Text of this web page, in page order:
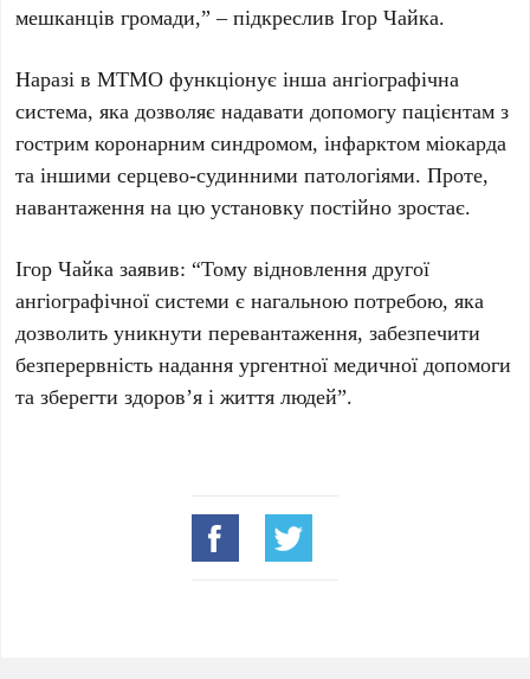
мешканців громади,” – підкреслив Ігор Чайка.
Наразі в МТМО функціонує інша ангіографічна
система, яка дозволяє надавати допомогу пацієнтам з
гострим коронарним синдромом, інфарктом міокарда
та іншими серцево-судинними патологіями. Проте,
навантаження на цю установку постійно зростає.
Ігор Чайка заявив: “Тому відновлення другої
ангіографічної системи є нагальною потребою, яка
дозволить уникнути перевантаження, забезпечити
безперервність надання ургентної медичної допомоги
та зберегти здоров’я і життя людей”.